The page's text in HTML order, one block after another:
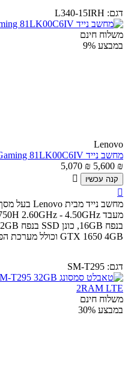
דגם: L340-15IRH
משלוח חינם
במבצע 9%
Lenovo
מחשב נייד Lenovo IdeaPad L340-15IRH Gaming 81LK00C6IV
5,600 ₪
5,070 ₪
קנה עכשיו


GTX 1650 4GB וכולל מערכת הפעלה
דגם: SM-T295
משלוח חינם
במבצע 30%